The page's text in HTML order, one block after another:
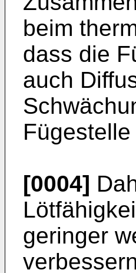
beim
dass die
auch
[0004]
geringer